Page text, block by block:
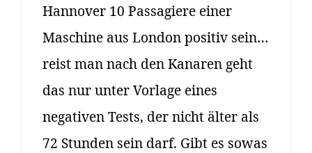
Hannover 10 Passagiere einer
Maschine aus London positiv sein…
reist man nach den Kanaren geht
das nur unter Vorlage eines
negativen Tests, der nicht älter als
72 Stunden sein darf. Gibt es sowas